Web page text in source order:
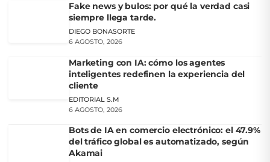
Fake news y bulos: por qué la verdad casi
siempre llega tarde.
DIEGO BONASORTE
6 AGOSTO, 2026
Marketing con IA: cómo los agentes
inteligentes redefinen la experiencia del
cliente
EDITORIAL S.M
6 AGOSTO, 2026
Bots de IA en comercio electrónico: el 47.9%
del tráfico global es automatizado, según
Akamai